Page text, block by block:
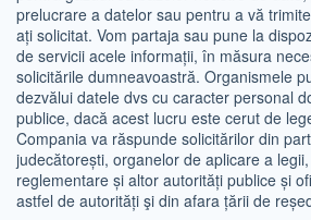
prelucrare a datelor sau pentru a vă
ați solicitat. Vom partaja sau pune la
de servicii acele informații, în măsura
solicitările dumneavoastră. Organismele
dezvălui datele dvs cu caracter personal
publice, dacă acest lucru este cerut de
Compania va răspunde solicitărilor din
judecătorești, organelor de aplicare a
reglementare și altor autorități publice și
astfel de autorități şi din afara țării de